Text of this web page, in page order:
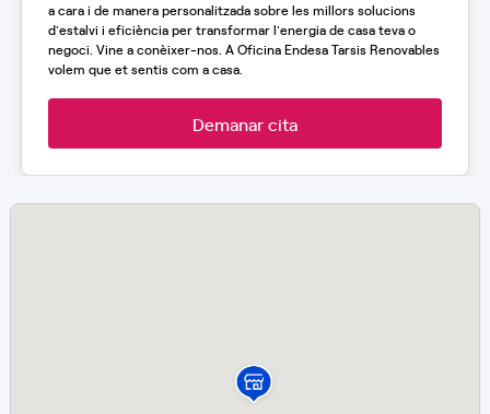
a cara i de manera personalitzada sobre les millors solucions
d'estalvi i eficiència per transformar l'energia de casa teva o
negoci. Vine a conèixer-nos. A Oficina Endesa Tarsis Renovables
volem que et sentis com a casa.
Demanar cita